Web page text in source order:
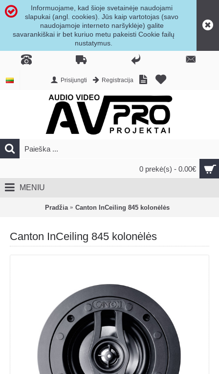
Informuojame, kad šioje svetainėje naudojami
slapukai (angl. cookies). Jūs kaip vartotojas (savo
naudojamoje interneto naršyklėje) galite
savarankiškai ir bet kuriuo metu pakeisti Cookie failų
nustatymus.
Prisijungti Registracija
0 prekė(s) - 0.00€
MENIU
Pradžia Canton InCeiling 845 kolonėlės
Canton InCeiling 845 kolonėlės